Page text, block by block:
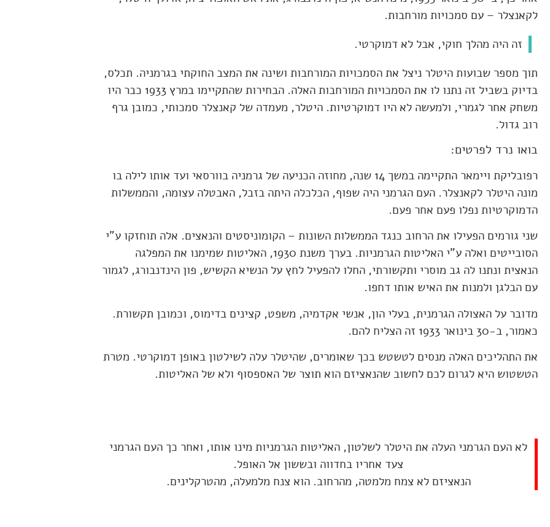
לקאנצלר – עם סמכויות מורחבות.
זה היה מהלך חוקי, אבל לא דמוקרטי.
תוך מספר שבועות היטלר ניצל את הסמכויות המורחבות ושינה את המצב החוקתי בגרמניה. תכלס,
בדיוק בשביל זה נתנו לו את הסמכויות המורחבות האלה. הבחירות שהתקיימו במרץ 1933 כבר היו
משחק אחר לגמרי, ולמעשה לא היו דמוקרטיות. היטלר, מעמדה של קאנצלר סמכותי, כמובן גרף
רוב גדול.
בואו נרד לפרטים:
רפובליקת ויימאר התקיימה במשך 14 שנה, מחוזה הכניעה של גרמניה בוורסאי ועד אותו לילה בו
מונה היטלר לקאנצלר. העם הגרמני היה שפוף, הכלכלה היתה בזבל, האבטלה עצומה, והממשלות
הדמוקרטיות נפלו פעם אחר פעם.
שני גורמים הפעילו את הרחוב כנגד הממשלות השונות – הקומוניסטים והנאצים. אלה תוחזקו ע"י
הסובייטים ואלה ע"י האליטות הגרמניות. בערך משנת 1930, האליטות שמימנו את המפלגה
הנאצית ונתנו לה גב מוסרי ותקשורתי, החלו להפעיל לחץ על הנשיא הקשיש, פון הינדנבורג, לגמור
עם הבלגן ולמנות את האיש אותו דחפו.
מדובר על האצולה הגרמנית, בעלי הון, אנשי אקדמיה, משפט, קצינים בדימוס, וכמובן תקשורת.
כאמור, ב-30 בינואר 1933 זה הצליח להם.
את התהליכים האלה מנסים לטשטש בכך שאומרים, שהיטלר עלה לשילטון באופן דמוקרטי. מטרת
הטשטוש היא לגרום לכם לחשוב שהנאציזם הוא תוצר של האספסוף ולא של האליטות.
לא העם הגרמני העלה את היטלר לשלטון, האליטות הגרמניות מינו אותו, ואחר כך העם הגרמני
צעד אחריו בחדווה ובששון אל האופל.
הנאציזם לא צמח מלמטה, מהרחוב. הוא צנח מלמעלה, מהטרקלינים.